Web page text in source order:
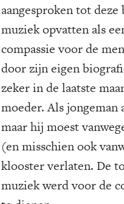
aangesproken tot
muziek opvatten als
compassie voor de
door zijn eigen
zeker in de laatste
moeder. Als
maar hij moest
(en misschien ook
klooster verlaten. De
muziek werd voor de